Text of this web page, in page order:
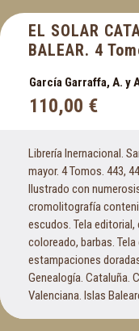
EL SOLAR
BALEAR. 4
García Garraffa, A. y
110,00 €
Librería Inernacional.
mayor. 4 Tomos. 443,
Ilustrado con
cromolitografía
escudos. Tela
coloreado, barbas.
estampaciones
Genealogía. Cataluña.
Valenciana. Islas